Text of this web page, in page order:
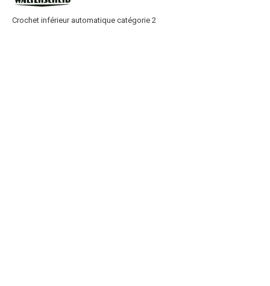
Crochet inférieur automatique catégorie 2